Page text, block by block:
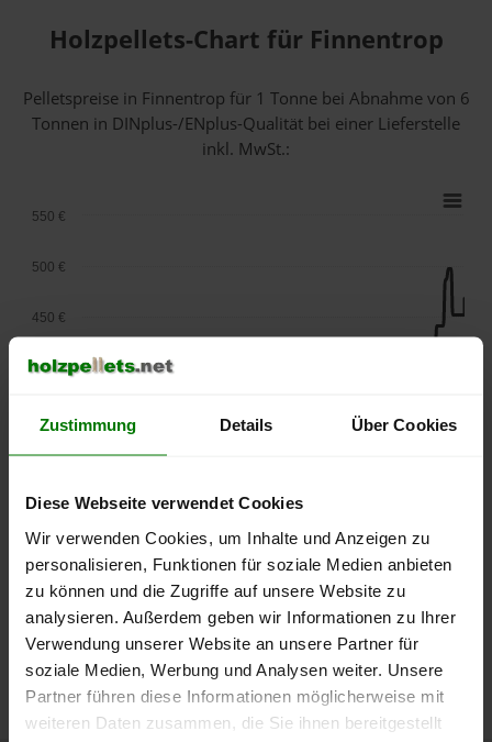
Zustimmung Details Über Cookies
Diese Webseite verwendet Cookies
Wir verwenden Cookies, um Inhalte und Anzeigen zu
personalisieren, Funktionen für soziale Medien anbieten
zu können und die Zugriffe auf unsere Website zu
analysieren. Außerdem geben wir Informationen zu Ihrer
Verwendung unserer Website an unsere Partner für
soziale Medien, Werbung und Analysen weiter. Unsere
Partner führen diese Informationen möglicherweise mit
weiteren Daten zusammen, die Sie ihnen bereitgestellt
Holzpellets-Chart für Finnentrop
Pelletspreise in Finnentrop für 1 Tonne bei Abnahmevon 6
Tonnen in DINplus-/ENplus-Qualität bei einer Lieferstelle
inkl. MwSt.:
lose Ware Sackware
September
Januar
Mai
350 €
400 €
450 €
500 €
550 €
Die aktuelle Preisentwicklung für Holzpellets in Deutschland
können Sie jederzeit auf unsererPelletspreise -Seite
nachvollziehen.